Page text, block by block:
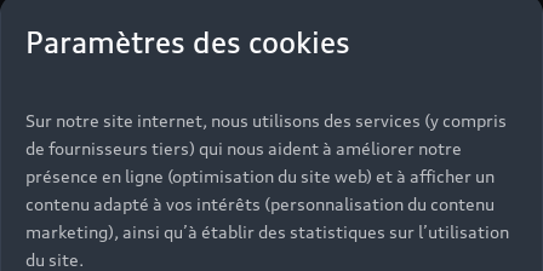
Paramètres des cookies
Sur notre site internet, nous utilisons des services (y compris
de fournisseurs tiers) qui nous aident à améliorer notre
présence en ligne (optimisation du site web) et à afficher un
contenu adapté à vos intérêts (personnalisation du contenu
marketing), ainsi qu’à établir des statistiques sur l’utilisation
du site.